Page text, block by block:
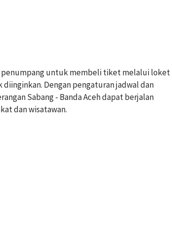
penumpang untuk membeli tiket melalui loket
Dengan pengaturan jadwal dan
Sabang - Banda Aceh dapat berjalan
dan wisatawan.